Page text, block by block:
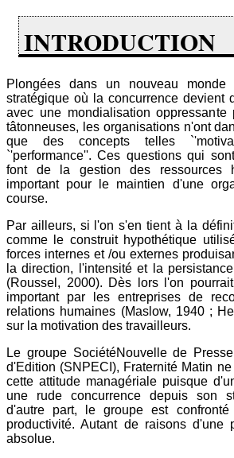
INTRODUCTION
Plongées dans un nouveau monde
stratégique où la concurrence devient
avec une mondialisation oppressante
tâtonneuses, les organisations n'ont
que des concepts telles
`'performance''. Ces questions qui
font de la gestion des ressources
important pour le maintien d'une
course.
Par ailleurs, si l'on s'en tient à la
comme le construit hypothétique
forces internes et /ou externes
la direction, l'intensité et la
(Roussel, 2000). Dès lors l'on
important par les entreprises de
relations humaines (Maslow, 1940 ;
sur la motivation des travailleurs.
Le groupe SociétéNouvelle de
d'Edition (SNPECI), Fraternité Matin
cette attitude managériale puisque
une rude concurrence depuis son
d'autre part, le groupe est
productivité. Autant de raisons d'une
absolue.